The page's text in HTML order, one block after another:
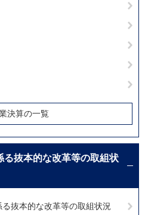
決算の一覧
抜本的な改革等の取組状
抜本的な改革等の取組状況